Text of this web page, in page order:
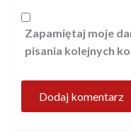
Zapamiętaj moje
pisania kolejnych